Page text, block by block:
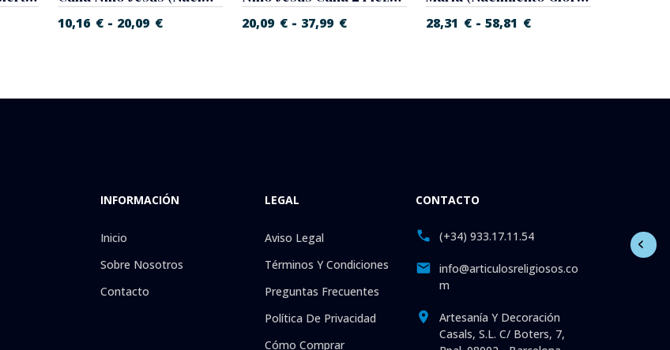
10,16 € - 20,09 € 20,09 € - 37,99 € 28,31 € - 58,81 €
INFORMACIÓN
Inicio
Sobre Nosotros
Contacto
LEGAL
Aviso Legal
Términos Y Condiciones
Preguntas Frecuentes
Política De Privacidad
Cómo Comprar
CONTACTO
(+34) 933.17.11.54
info@articulosreligiosos.co
m
Artesanía Y Decoración
Casals, S.L. C/ Boters, 7,